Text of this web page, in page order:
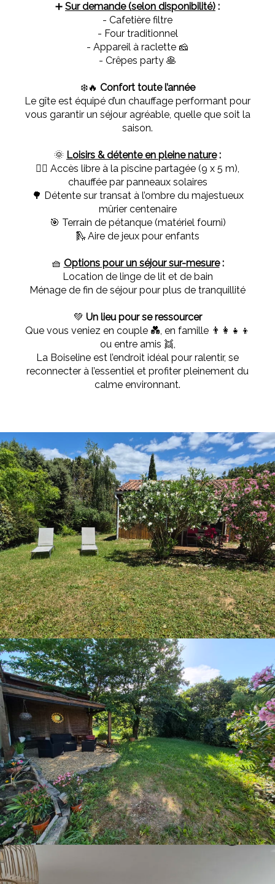
➕ Sur demande (selon disponibilité) :
- Cafetière filtre
- Four traditionnel
- Appareil à raclette 🧀
- Crêpes party 🥞
❄️🔥 Confort toute l’année
Le gîte est équipé d’un chauffage performant pour
vous garantir un séjour agréable, quelle que soit la
saison.
🌞 Loisirs & détente en pleine nature:
🏊‍♂️ Accès libre à la piscine partagée (9 x 5 m),
chauffée par panneaux solaires
🌳 Détente sur transat à l’ombre du majestueux
mûrier centenaire
🎯 Terrain de pétanque (matériel fourni)
🛝 Aire de jeux pour enfants
🧺 Options pour un séjour sur-mesure:
Location de linge de lit et de bain
Ménage de fin de séjour pour plus de tranquillité
💚 Un lieu pour se ressourcer
Que vous veniez en couple 💑, en famille 👨‍👩‍👧‍👦
ou entre amis 👯,
La Boiseline est l’endroit idéal pour ralentir, se
reconnecter à l’essentiel et profiter pleinement du
calme environnant.